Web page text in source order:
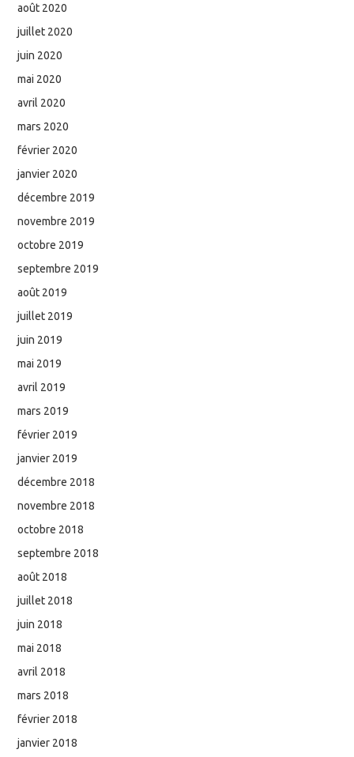
août 2020
juillet 2020
juin 2020
mai 2020
avril 2020
mars 2020
février 2020
janvier 2020
décembre 2019
novembre 2019
octobre 2019
septembre 2019
août 2019
juillet 2019
juin 2019
mai 2019
avril 2019
mars 2019
février 2019
janvier 2019
décembre 2018
novembre 2018
octobre 2018
septembre 2018
août 2018
juillet 2018
juin 2018
mai 2018
avril 2018
mars 2018
février 2018
janvier 2018